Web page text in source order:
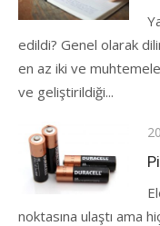
edildi? Genel olarak
en az iki ve
ve geliştirildiği...
noktasına ulaştı ama